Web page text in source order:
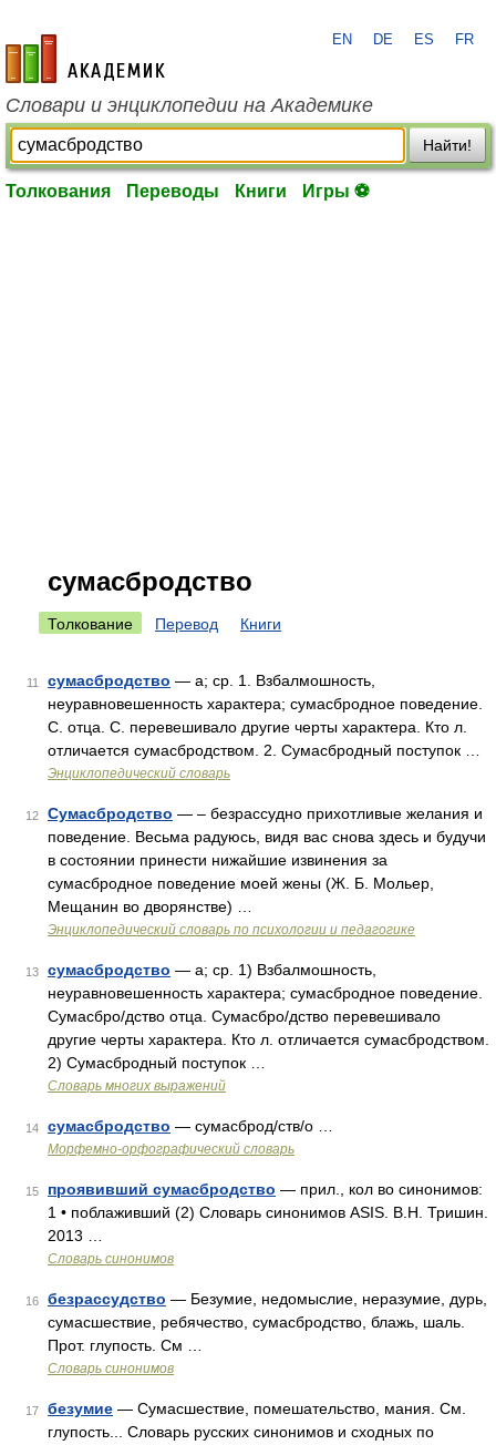
academic.ru
EN DE ES FR
Словари и энциклопедии на Академике
Найти!
Толкования Переводы Книги Игры ⚽
сумасбродство
Толкование Перевод Книги
11 сумасбродство — а; ср. 1. Взбалмошность,
неуравновешенность характера; сумасбродное поведение.
С. отца. С. перевешивало другие черты характера. Кто л.
отличается сумасбродством. 2. Сумасбродный поступок …
Энциклопедический словарь
12 Сумасбродство — – безрассудно прихотливые желания и
поведение. Весьма радуюсь, видя вас снова здесь и будучи
в состоянии принести нижайшие извинения за
сумасбродное поведение моей жены (Ж. Б. Мольер,
Мещанин во дворянстве) …
Энциклопедический словарь по психологии и педагогике
13 сумасбродство — а; ср. 1) Взбалмошность,
неуравновешенность характера; сумасбродное поведение.
Сумасбро/дство отца. Сумасбро/дство перевешивало
другие черты характера. Кто л. отличается сумасбродством.
2) Сумасбродный поступок …
Словарь многих выражений
14 сумасбродство — сумасброд/ств/о …
Морфемно-орфографический словарь
15 проявивший сумасбродство — прил., кол во синонимов:
1 • поблаживший (2) Словарь синонимов ASIS. В.Н. Тришин.
2013 …
Словарь синонимов
16 безрассудство — Безумие, недомыслие, неразумие, дурь,
сумасшествие, ребячество, сумасбродство, блажь, шаль.
Прот. глупость. См …
Словарь синонимов
17 безумие — Сумасшествие, помешательство, мания. См.
глупость... Словарь русских синонимов и сходных по